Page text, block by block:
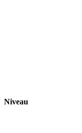
Niveau